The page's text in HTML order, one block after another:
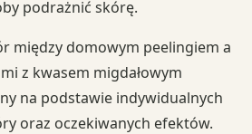
podrażnić skórę.
między domowym peelingiem a
z kwasem migdałowym
na podstawie indywidualnych
oraz oczekiwanych efektów.